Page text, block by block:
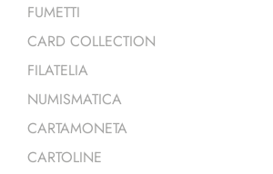
FUMETTI
CARD COLLECTION
FILATELIA
NUMISMATICA
CARTAMONETA
CARTOLINE